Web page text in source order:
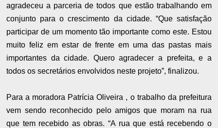
agradeceu a parceria de todos que estão trabalhando em
conjunto para o crescimento da cidade. “Que satisfação
participar de um momento tão importante como este. Estou
muito feliz em estar de frente em uma das pastas mais
importantes da cidade. Quero agradecer a prefeita, e a
todos os secretários envolvidos neste projeto”, finalizou.
Para a moradora Patrícia Oliveira , o trabalho da prefeitura
vem sendo reconhecido pelo amigos que moram na rua
que tem recebido as obras. “A rua que está recebendo o